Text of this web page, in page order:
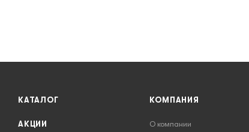
КАТАЛОГ
АКЦИИ
КОМПАНИЯ
О компании